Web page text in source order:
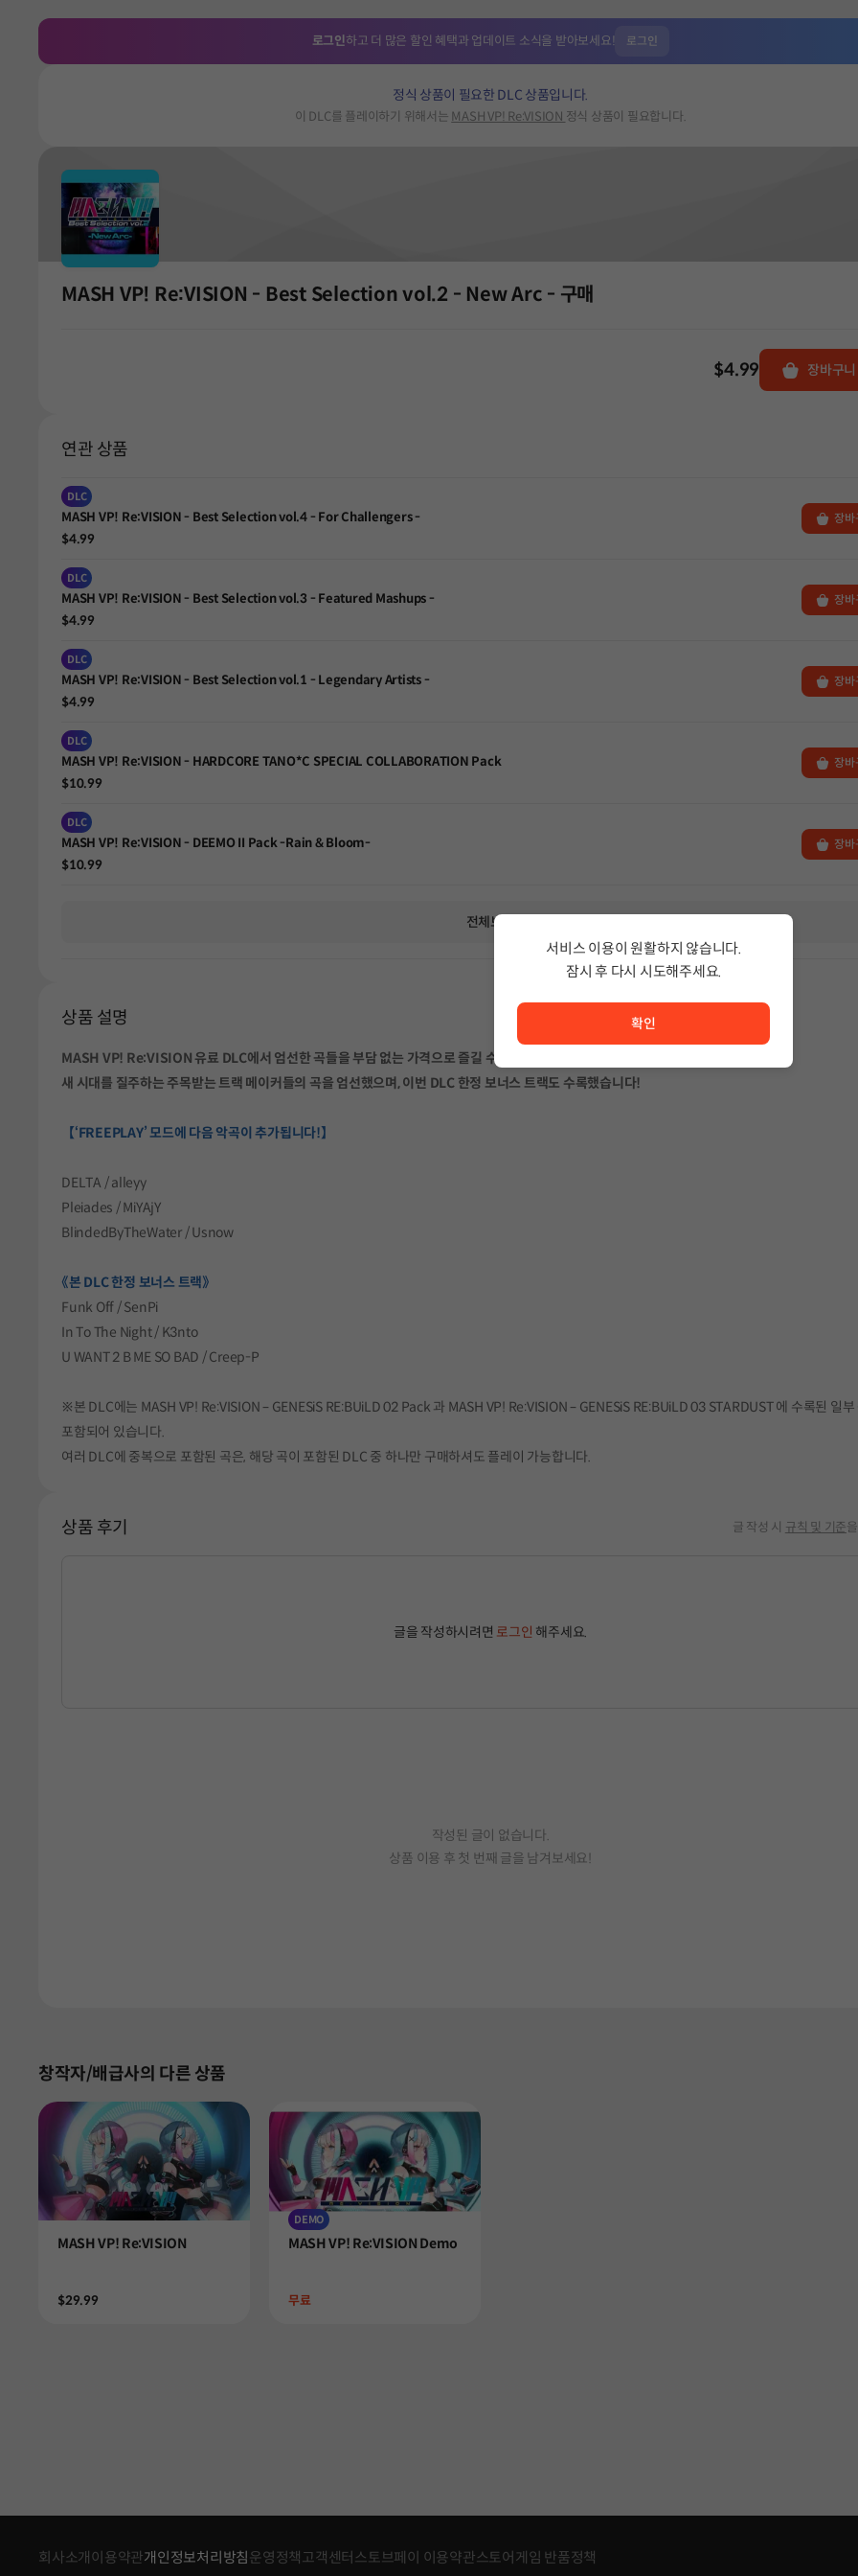
로그인하고 더 많은 할인 혜택과 업데이트 소식을 받아보세요! 로그인
정식 상품이 필요한 DLC 상품입니다.
이 DLC를 플레이하기 위해서는 MASH VP! Re:VISION 정식 상품이 필요합니다.
MASH VP! Re:VISION - Best Selection vol.2 - New Arc - 구매
$4.99 장바구니
연관 상품
DLC
MASH VP! Re:VISION - Best Selection vol.4 - For Challengers -
$4.99
장바
DLC
MASH VP! Re:VISION - Best Selection vol.3 - Featured Mashups -
$4.99
장바
DLC
MASH VP! Re:VISION - Best Selection vol.1 - Legendary Artists -
$4.99
장바
DLC
MASH VP! Re:VISION - HARDCORE TANO*C SPECIAL COLLABORATION Pack
$10.99
장바
DLC
MASH VP! Re:VISION - DEEMO II Pack -Rain & Bloom-
$10.99
장바
전체보기
상품 설명
MASH VP! Re:VISION 유료 DLC에서 엄선한 곡들을 부담 없는 가격으로 즐길 수 있는 베스트 셀렉션 Vol.2!
새 시대를 질주하는 주목받는 트랙 메이커들의 곡을 엄선했으며, 이번 DLC 한정 보너스 트랙도 수록했습니다!
【‘FREEPLAY’ 모드에 다음 악곡이 추가됩니다!】
DELTA / alleyy
Pleiades / MiYAjY
BlindedByTheWater / Usnow
《본 DLC 한정 보너스 트랙》
Funk Off / SenPi
In To The Night / K3nto
U WANT 2 B ME SO BAD / Creep-P
※본 DLC에는 MASH VP! Re:VISION – GENESiS RE:BUiLD 02 Pack 과 MASH VP! Re:VISION – GENESiS RE:BUiLD 03 STARDUST 에 수록된 일부
포함되어 있습니다.
여러 DLC에 중복으로 포함된 곡은, 해당 곡이 포함된 DLC 중 하나만 구매하셔도 플레이 가능합니다.
상품 후기 글 작성 시 규칙 및 기준
글을 작성하시려면 로그인 해주세요.
작성된 글이 없습니다.
상품 이용 후 첫 번째 글을 남겨보세요!
창작자/배급사의 다른 상품
Product
MASH VP! Re:VISION
Price
$29.99
DEMO
Product
MASH VP! Re:VISION Demo
Price
무료
회사소개 이용약관개인정보처리방침 운영정책고객센터 스토브페이 이용약관스토어게임 반품정책
서비스 이용이 원활하지 않습니다.
잠시 후 다시 시도해주세요.
확인